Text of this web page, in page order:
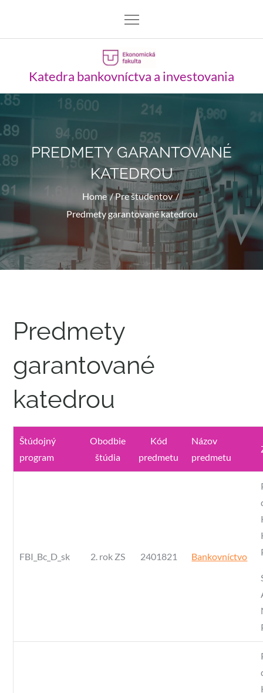
content
Katedra bankovníctva a investovania
PREDMETY GARANTOVANÉ
KATEDROU
Home
Pre študentov
Predmety garantované katedrou
Predmety
garantované
katedrou
Štúdojný
program
Obodbie
štúdia
Kód
predmetu
Názov
predmetu
FBI_Bc_D_sk 2. rok ZS 2401821 Bankovníctvo